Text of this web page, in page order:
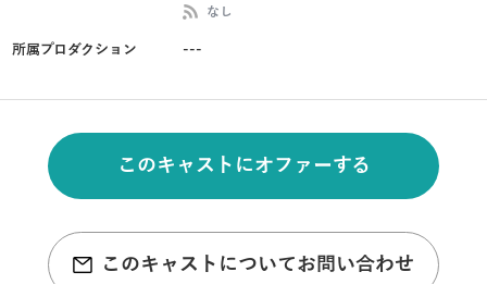
なし
所属プロダクション ---
このキャストにオファーする
このキャストについてお問い合わせ